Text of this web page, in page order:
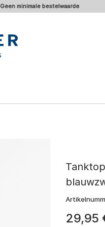
Geen minimale bestelwaarde
29,95